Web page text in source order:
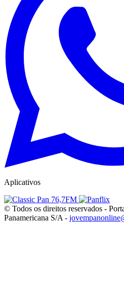
Aplicativos
© Todos os direitos reservados -
Panamericana S/A -